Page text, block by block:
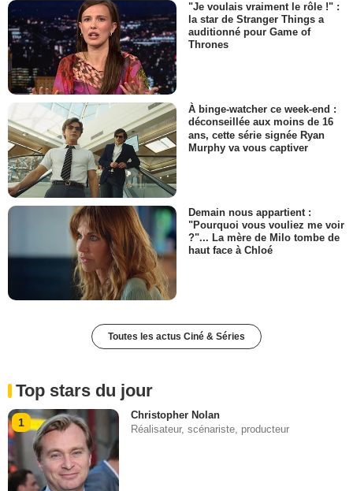
"Je voulais vraiment le rôle !" :
la star de Stranger Things a
auditionné pour Game of
Thrones
À binge-watcher ce week-end :
déconseillée aux moins de 16
ans, cette série signée Ryan
Murphy va vous captiver
Demain nous appartient :
"Pourquoi vous vouliez me voir
?"... La mère de Milo tombe de
haut face à Chloé
Toutes les actus Ciné & Séries
Top stars du jour
1
Christopher Nolan
Réalisateur, scénariste, producteur